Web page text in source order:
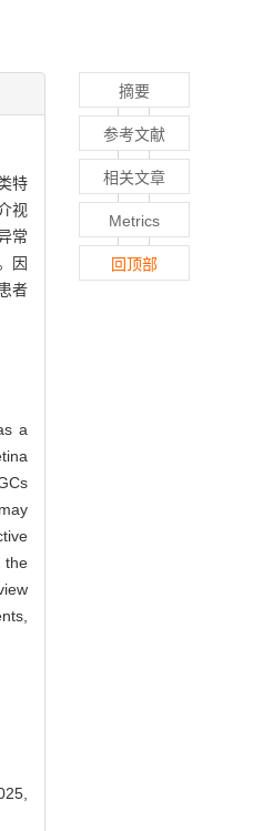
特
视
常
因
者
a
the
摘要
参考文献
相关文章
Metrics
回顶部